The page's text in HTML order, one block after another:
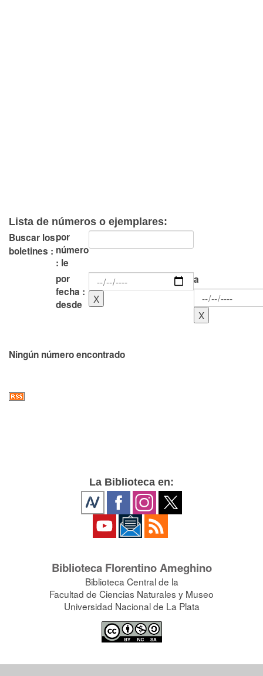
Lista de números o ejemplares:
Buscar los
boletines :
por
número
: le
por
fecha :
desde
a
Ningún número encontrado
La Biblioteca en:
Biblioteca Florentino Ameghino
Biblioteca Central de la
Facultad de Ciencias Naturales y Museo
Universidad Nacional de La Plata